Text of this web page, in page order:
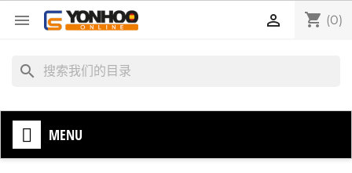
 shopping_cart (0)

search
MENU